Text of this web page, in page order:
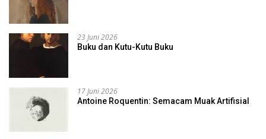
23 Juni 2026
Buku dan Kutu-Kutu Buku
17 Juni 2026
Antoine Roquentin: Semacam Muak Artifisial